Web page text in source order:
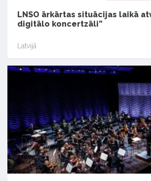
LNSO ārkārtas situācijas laikā
digitālo koncertzāli”
Latvijā